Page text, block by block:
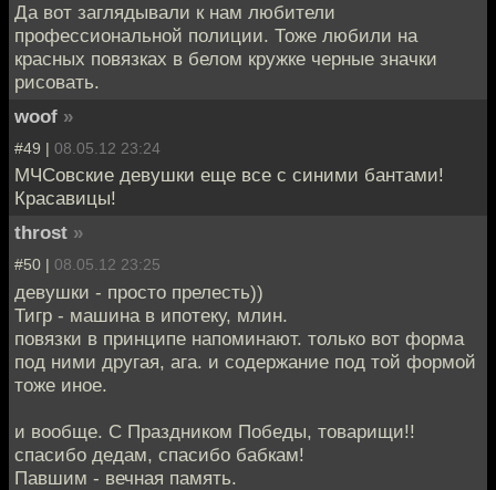
Да вот заглядывали к нам любители
профессиональной полиции. Тоже любили на
красных повязках в белом кружке черные значки
рисовать.
woof »
#49 | 08.05.12 23:24
МЧСовские девушки еще все с синими бантами!
Красавицы!
throst »
#50 | 08.05.12 23:25
девушки - просто прелесть))
Тигр - машина в ипотеку, млин.
повязки в принципе напоминают. только вот форма
под ними другая, ага. и содержание под той формой
тоже иное.
и вообще. С Праздником Победы, товарищи!!
спасибо дедам, спасибо бабкам!
Павшим - вечная память.